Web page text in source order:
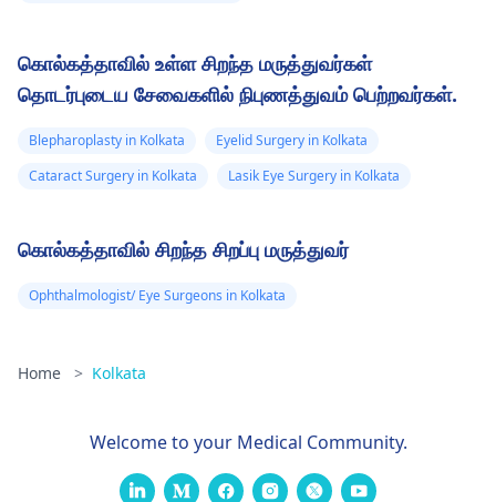
அபாயத்தைத்
தவிர்க்க நான்
விரைவில்
மருத்துவமனைக்குச்
வரை
காத்திருக்கலாமா?
கொல்கத்தாவில் உள்ள சிறந்த மருத்துவர்கள்
தொடர்புடைய சேவைகளில் நிபுணத்துவம் பெற்றவர்கள்.
Blepharoplasty in Kolkata
Eyelid Surgery in Kolkata
Cataract Surgery in Kolkata
Lasik Eye Surgery in Kolkata
கொல்கத்தாவில் சிறந்த சிறப்பு மருத்துவர்
Ophthalmologist/ Eye Surgeons in Kolkata
Home > Kolkata
Welcome to your Medical Community.